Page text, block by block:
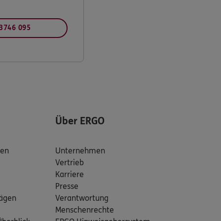
095
Über ERGO
Unternehmen
Vertrieb
Karriere
Presse
Verantwortung
Menschenrechte